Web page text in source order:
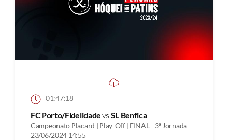
01:47:18
FC Porto/Fidelidade vs SL Benfica
Campeonato Placard | Play-Off | FINAL - 3ª Jornada
23/06/2024 14:55